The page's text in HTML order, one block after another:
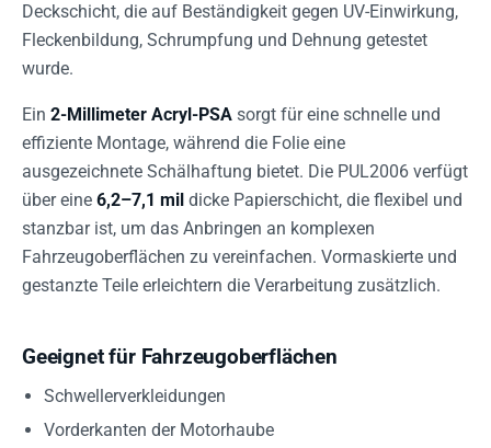
Deckschicht, die auf Beständigkeit gegen UV-Einwirkung,
Fleckenbildung, Schrumpfung und Dehnung getestet
wurde.
Ein 2-Millimeter Acryl-PSA sorgt für eine schnelle und
effiziente Montage, während die Folie eine
ausgezeichnete Schälhaftung bietet. Die PUL2006 verfügt
über eine 6,2–7,1 mil dicke Papierschicht, die flexibel und
stanzbar ist, um das Anbringen an komplexen
Fahrzeugoberflächen zu vereinfachen. Vormaskierte und
gestanzte Teile erleichtern die Verarbeitung zusätzlich.
Geeignet für Fahrzeugoberflächen
Schwellerverkleidungen
Vorderkanten der Motorhaube